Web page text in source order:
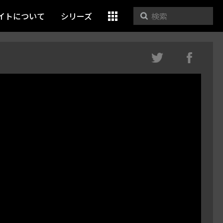
トについて シリーズ